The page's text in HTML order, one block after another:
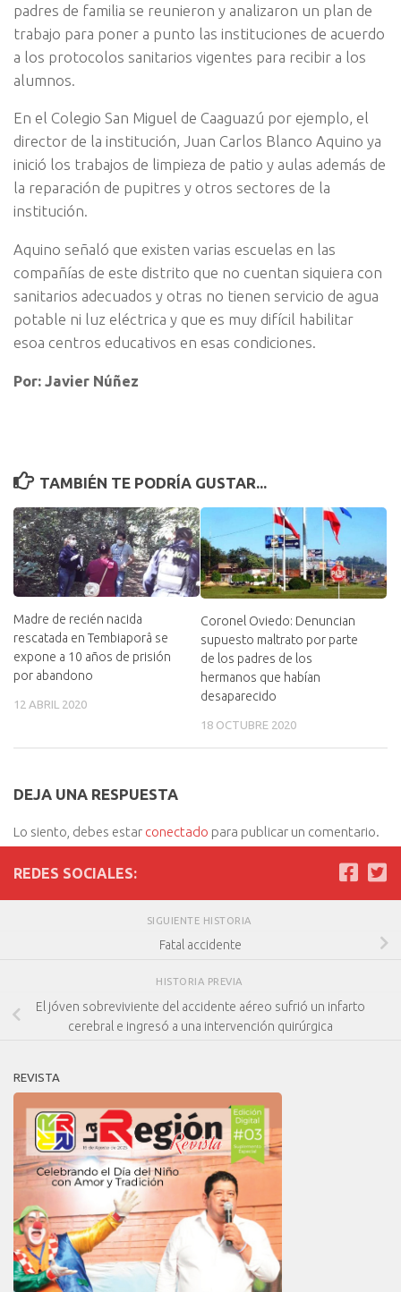
padres de familia se reunieron y analizaron un plan de
trabajo para poner a punto las instituciones de acuerdo
a los protocolos sanitarios vigentes para recibir a los
alumnos.
En el Colegio San Miguel de Caaguazú por ejemplo, el
director de la institución, Juan Carlos Blanco Aquino ya
inició los trabajos de limpieza de patio y aulas además de
la reparación de pupitres y otros sectores de la
institución.
Aquino señaló que existen varias escuelas en las
compañías de este distrito que no cuentan siquiera con
sanitarios adecuados y otras no tienen servicio de agua
potable ni luz eléctrica y que es muy difícil habilitar
esoa centros educativos en esas condiciones.
Por: Javier Núñez
TAMBIÉN TE PODRÍA GUSTAR...
Madre de recién nacida
rescatada en Tembiaporâ se
expone a 10 años de prisión
por abandono
12 ABRIL 2020
Coronel Oviedo: Denuncian
supuesto maltrato por parte
de los padres de los
hermanos que habían
desaparecido
18 OCTUBRE 2020
DEJA UNA RESPUESTA
Lo siento, debes estar conectado para publicar un comentario.
REDES SOCIALES:
SIGUIENTE HISTORIA
Fatal accidente
HISTORIA PREVIA
El jóven sobreviviente del accidente aéreo sufrió un infarto
cerebral e ingresó a una intervención quirúrgica
REVISTA